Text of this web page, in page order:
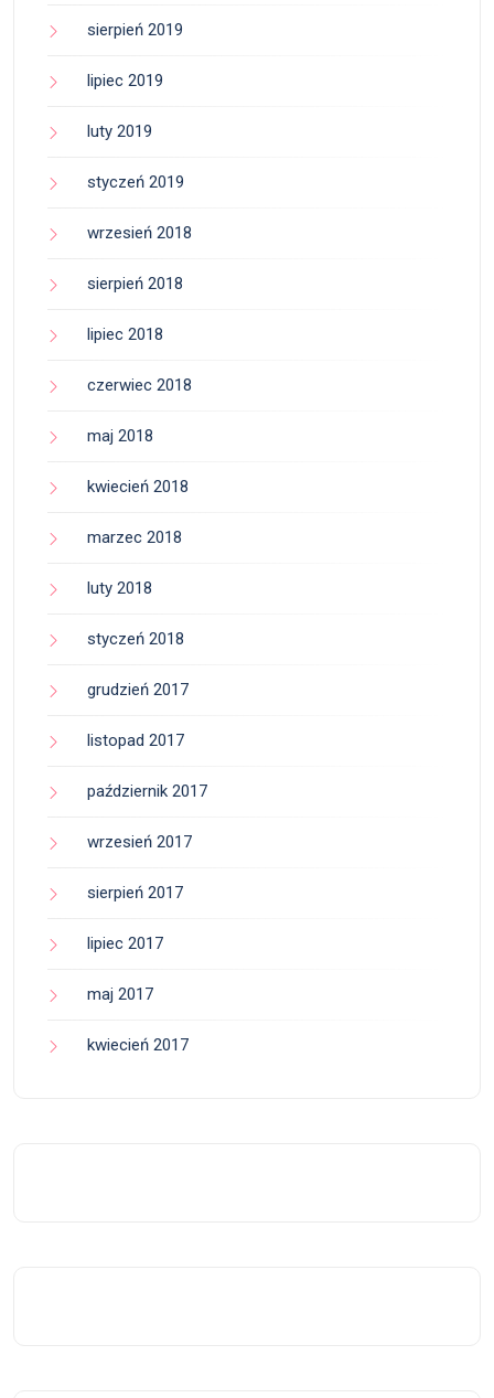
sierpień 2019
lipiec 2019
luty 2019
styczeń 2019
wrzesień 2018
sierpień 2018
lipiec 2018
czerwiec 2018
maj 2018
kwiecień 2018
marzec 2018
luty 2018
styczeń 2018
grudzień 2017
listopad 2017
październik 2017
wrzesień 2017
sierpień 2017
lipiec 2017
maj 2017
kwiecień 2017